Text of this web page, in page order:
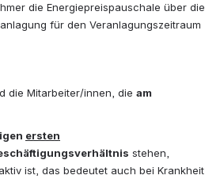
die Energiepreispauschale über die
für den Veranlagungszeitraum
die Mitarbeiter/innen, die am
ersten
stehen,
ist, das bedeutet auch bei Krankheit